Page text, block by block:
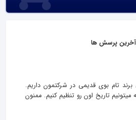
آخرین پرسش ها
تام بوی قدیمی در شرکتمون داریم.
میتونیم تاریخ اون رو تنظیم کنیم. ممنون